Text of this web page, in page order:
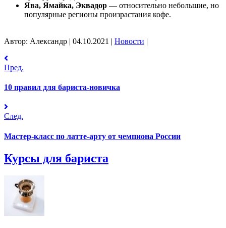
Ява, Ямайка, Эквадор — относительно небольшие, но
популярные регионы произрастания кофе.
Автор: Александр | 04.10.2021 | Новости |
Пред.
10 правил для бариста-новичка
След.
Мастер-класс по латте-арту от чемпиона России
Курсы для бариста